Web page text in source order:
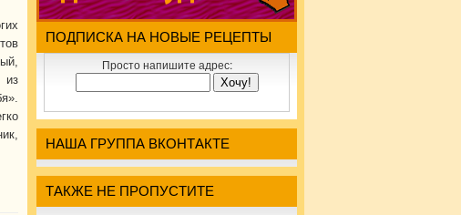
из
ПОДПИСКА НА НОВЫЕ РЕЦЕПТЫ
Просто напишите адрес:
НАША ГРУППА ВКОНТАКТЕ
ТАКЖЕ НЕ ПРОПУСТИТЕ